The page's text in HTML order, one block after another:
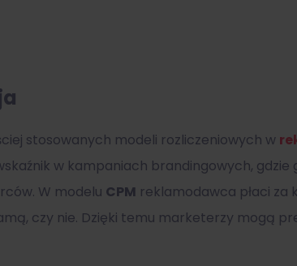
stosowanych modeli rozliczeniowych w
w kampaniach brandingowych, gdzie
W modelu CPM reklamodawca płaci za
czy nie. Dzięki temu marketerzy mogą